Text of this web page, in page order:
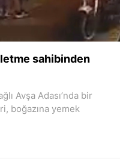
sahibinden
Avşa Adası’nda bir
boğazına yemek